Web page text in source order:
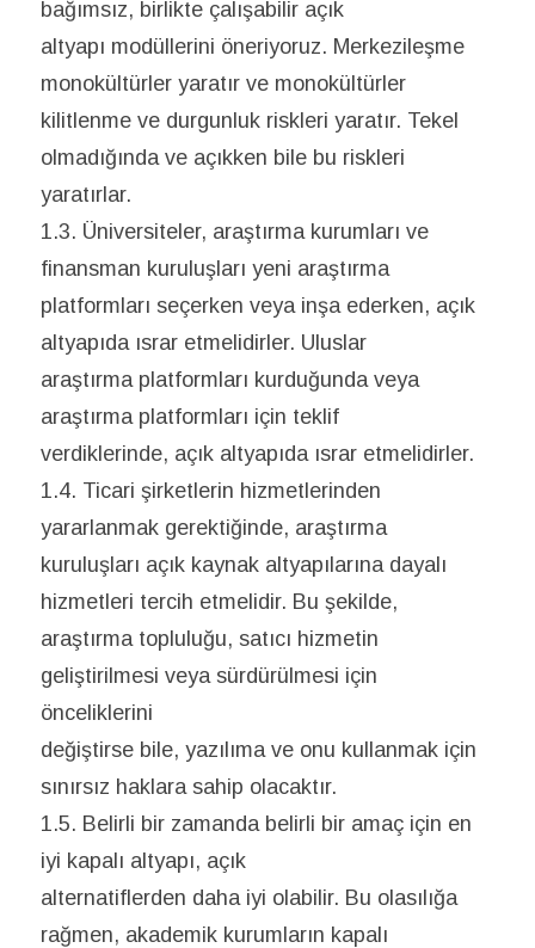
bağımsız, birlikte çalışabilir açık
altyapı modüllerini öneriyoruz. Merkezileşme
monokültürler yaratır ve monokültürler
kilitlenme ve durgunluk riskleri yaratır. Tekel
olmadığında ve açıkken bile bu riskleri
yaratırlar.
1.3. Üniversiteler, araştırma kurumları ve
finansman kuruluşları yeni araştırma
platformları seçerken veya inşa ederken, açık
altyapıda ısrar etmelidirler. Uluslar
araştırma platformları kurduğunda veya
araştırma platformları için teklif
verdiklerinde, açık altyapıda ısrar etmelidirler.
1.4. Ticari şirketlerin hizmetlerinden
yararlanmak gerektiğinde, araştırma
kuruluşları açık kaynak altyapılarına dayalı
hizmetleri tercih etmelidir. Bu şekilde,
araştırma topluluğu, satıcı hizmetin
geliştirilmesi veya sürdürülmesi için
önceliklerini
değiştirse bile, yazılıma ve onu kullanmak için
sınırsız haklara sahip olacaktır.
1.5. Belirli bir zamanda belirli bir amaç için en
iyi kapalı altyapı, açık
alternatiflerden daha iyi olabilir. Bu olasılığa
rağmen, akademik kurumların kapalı